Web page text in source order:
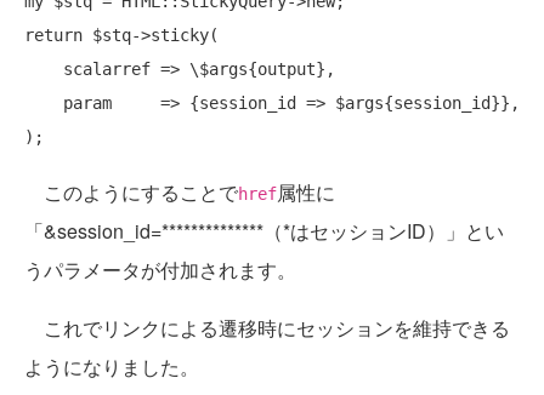
return $stq->sticky(
このようにすることでhref属性に
「&session_id=**************（*はセッションID）」とい
うパラメータが付加されます。
これでリンクによる遷移時にセッションを維持できる
ようになりました。